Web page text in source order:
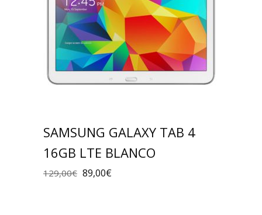
SAMSUNG GALAXY TAB 4
16GB LTE BLANCO
129,00€ 89,00€